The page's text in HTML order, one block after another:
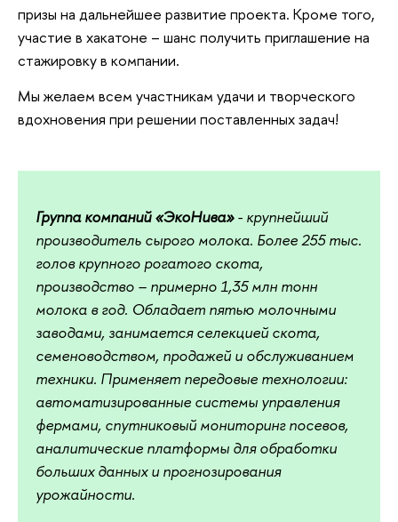
призы на дальнейшее развитие проекта. Кроме того,
участие в хакатоне – шанс получить приглашение на
стажировку в компании.
Мы желаем всем участникам удачи и творческого
вдохновения при решении поставленных задач!
Группа компаний «ЭкоНива»- крупнейший
производитель сырого молока. Более 255 тыс.
голов крупного рогатого скота,
производство – примерно 1,35 млн тонн
молока в год. Обладает пятью молочными
заводами, занимается селекцией скота,
семеноводством, продажей и обслуживанием
техники. Применяет передовые технологии:
автоматизированные системы управления
фермами, спутниковый мониторинг посевов,
аналитические платформы для обработки
больших данных и прогнозирования
урожайности.